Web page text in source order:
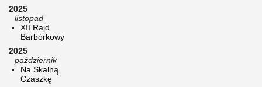
2025
listopad
XII Rajd
Barbórkowy
2025
październik
Na Skalną
Czaszkę